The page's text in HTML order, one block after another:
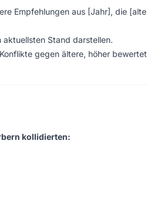
Empfehlungen aus [Jahr], die [alte
Stand darstellen.
gegen ältere, höher
kollidierten: